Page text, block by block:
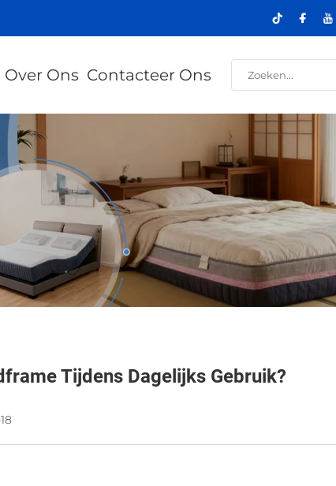
Over Ons Contacteer Ons
Tijdens Dagelijks Gebruik?